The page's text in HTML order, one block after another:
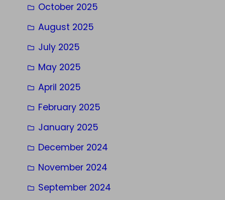
October 2025
August 2025
July 2025
May 2025
April 2025
February 2025
January 2025
December 2024
November 2024
September 2024